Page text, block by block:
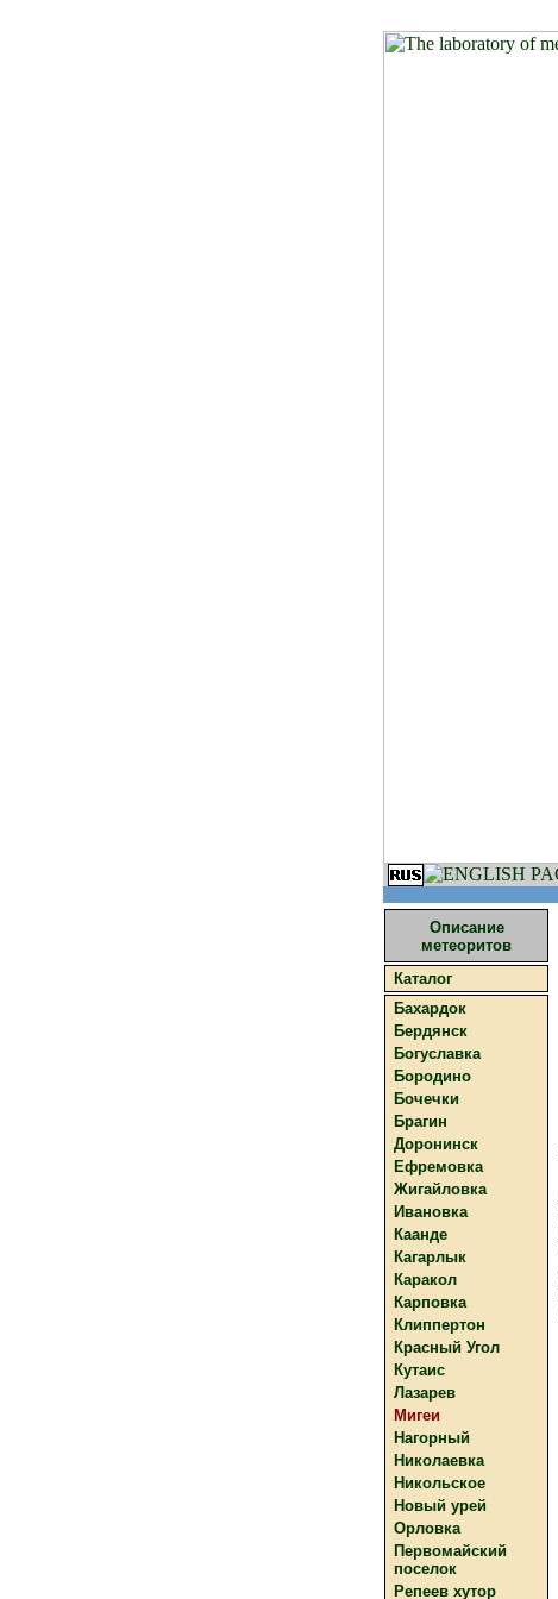
Описание
метеоритов
Каталог
Бахардок
Бердянск
Богуславка
Бородино
Бочечки
Брагин
Доронинск
Ефремовка
Жигайловка
Ивановка
Каанде
Кагарлык
Каракол
Карповка
Клиппертон
Красный Угол
Кутаис
Лазарев
Мигеи
Нагорный
Николаевка
Никольское
Новый урей
Орловка
Первомайский
поселок
Репеев хутор